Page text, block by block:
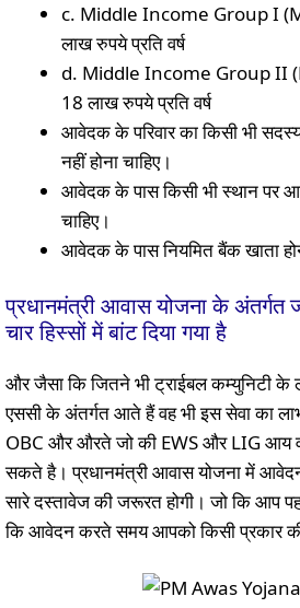
c. Middle Income Group I
लाख रुपये प्रति वर्ष
d. Middle Income Group II
18 लाख रुपये प्रति वर्ष
आवेदक के परिवार का किसी भी
नहीं होना चाहिए।
आवेदक के पास किसी भी स्थान पर
चाहिए।
आवेदक के पास नियमित बैंक खाता
प्रधानमंत्री आवास योजना के अंतर्गत
चार हिस्सों में बांट दिया गया है
और जैसा कि जितने भी ट्राईबल कम्युनिटी के
एससी के अंतर्गत आते हैं वह भी इस सेवा का
OBC और औरते जो की EWS और LIG आय
सकते है। प्रधानमंत्री आवास योजना में
सारे दस्तावेज की जरूरत होगी। जो कि आप
कि आवेदन करते समय आपको किसी प्रकार